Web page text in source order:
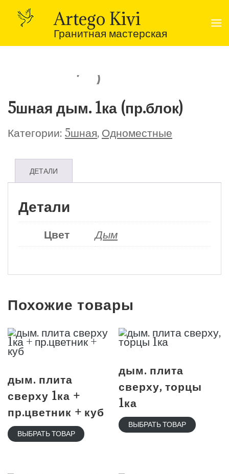
содержимому
(нажмите
Artego Kivi
Гранитная мастерская
5шная дым. 1ка (пр.блок)
Категории: 5шная, Одноместные
ДЕТАЛИ
Детали
Цвет Дым
Похожие товары
дым. плита
сверху 1ка +
пр.цветник + куб
ВЫБРАТЬ ТОВАР
дым. плита
сверху, торцы
1ка
ВЫБРАТЬ ТОВАР